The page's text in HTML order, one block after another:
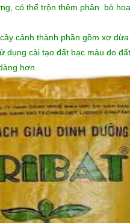
có thể trộn thêm phân bò
cây cảnh thành phần gồm xơ
cải tạo đất bạc màu do
hơn.